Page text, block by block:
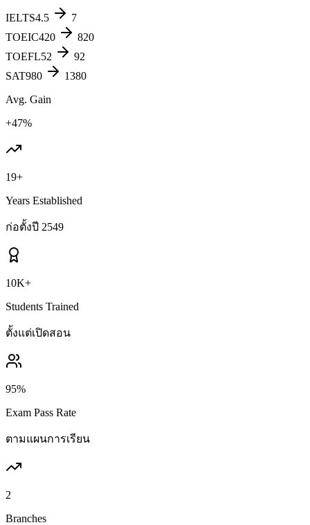
IELTS4.5
7
TOEIC420
820
TOEFL52
92
SAT980
1380
Avg. Gain
+47%
19+
Years Established
ก่อตั้งปี 2549
10K+
Students Trained
ตั้งแต่เปิดสอน
95%
Exam Pass Rate
ตามแผนการเรียน
2
Branches